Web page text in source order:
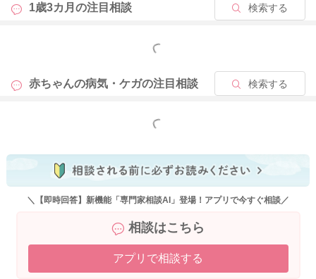
1歳3カ月の注目相談 検索する
もっと見る
赤ちゃんの病気・ケガの注目相談 検索する
もっと見る
＼【即時回答】新機能「専門家相談AI」登場！アプリで今すぐ相談／
相談はこちら
アプリで相談する